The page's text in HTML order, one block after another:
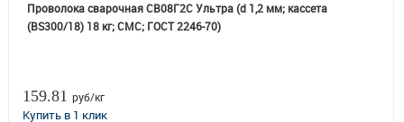
Проволока сварочная СВ08Г2С Ультра (d 1,2 мм; кассета
(BS300/18) 18 кг; СМС; ГОСТ 2246-70)
159.81 руб/кг